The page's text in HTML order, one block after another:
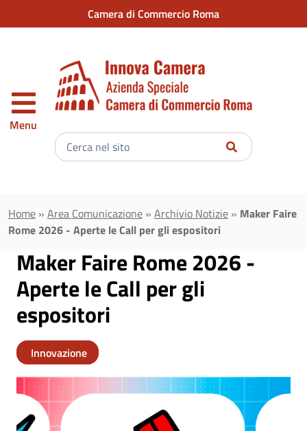
al contenuto principaleCamera di Commercio Roma
Menu
Inserisci
il
cercare
Home » Area Comunicazione » Archivio Notizie » Maker Faire
Rome 2026 - Aperte le Call per gli espositori
Maker Faire Rome 2026 -
Aperte le Call per gli
espositori
Innovazione